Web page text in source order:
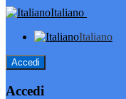
Italiano
Italiano
Accedi
Accedi